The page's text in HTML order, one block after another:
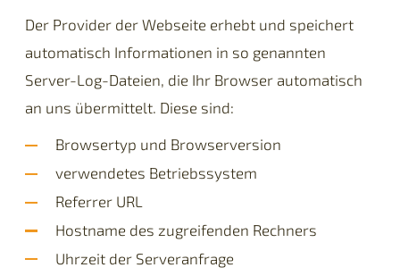
Der Provider der Webseite erhebt und speichert
automatisch Informationen in so genannten
Server-Log-Dateien, die Ihr Browser automatisch
an uns übermittelt. Diese sind:
Browsertyp und Browserversion
verwendetes Betriebssystem
Referrer URL
Hostname des zugreifenden Rechners
Uhrzeit der Serveranfrage